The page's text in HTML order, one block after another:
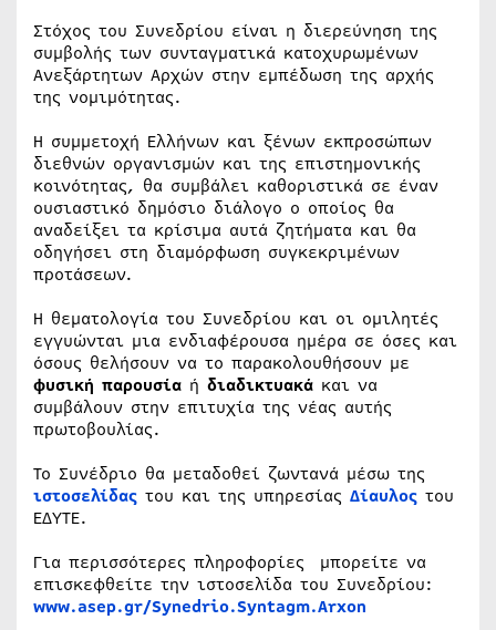
Στόχος του Συνεδρίου είναι η διερεύνηση της
συμβολής των συνταγματικά κατοχυρωμένων
Ανεξάρτητων Αρχών στην εμπέδωση της αρχής
της νομιμότητας.
Η συμμετοχή Ελλήνων και ξένων εκπροσώπων
διεθνών οργανισμών και της επιστημονικής
κοινότητας, θα συμβάλει καθοριστικά σε έναν
ουσιαστικό δημόσιο διάλογο ο οποίος θα
αναδείξει τα κρίσιμα αυτά ζητήματα και θα
οδηγήσει στη διαμόρφωση συγκεκριμένων
προτάσεων.
Η θεματολογία του Συνεδρίου και οι ομιλητές
εγγυώνται μια ενδιαφέρουσα ημέρα σε όσες και
όσους θελήσουν να το παρακολουθήσουν με
φυσική παρουσία ή διαδικτυακά και να
συμβάλουν στην επιτυχία της νέας αυτής
πρωτοβουλίας.
Το Συνέδριο θα μεταδοθεί ζωντανά μέσω της
ιστοσελίδας του και της υπηρεσίας Δίαυλος του
ΕΔΥΤΕ.
Για περισσότερες πληροφορίες μπορείτε να
επισκεφθείτε την ιστοσελίδα του Συνεδρίου:
www.asep.gr/Synedrio.Syntagm.Arxon